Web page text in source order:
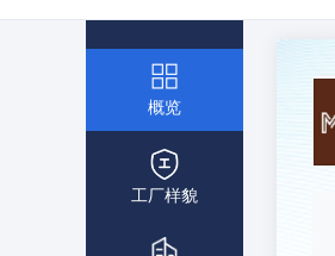
概览
工厂样貌